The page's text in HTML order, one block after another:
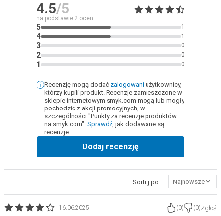
4.5/5
na podstawie 2 ocen
5 1
4 1
3 0
2 0
1 0
Recenzję mogą dodać zalogowani użytkownicy,
którzy kupili produkt. Recenzje zamieszczone w
sklepie internetowym smyk.com mogą lub mogły
pochodzić z akcji promocyjnych, w
szczególności "Punkty za recenzje produktów
na smyk.com". Sprawdź, jak dodawane są
recenzje.
Dodaj recenzję
Sortuj po: Najnowsze
16.06.2025 (0) (0)Zgłoś